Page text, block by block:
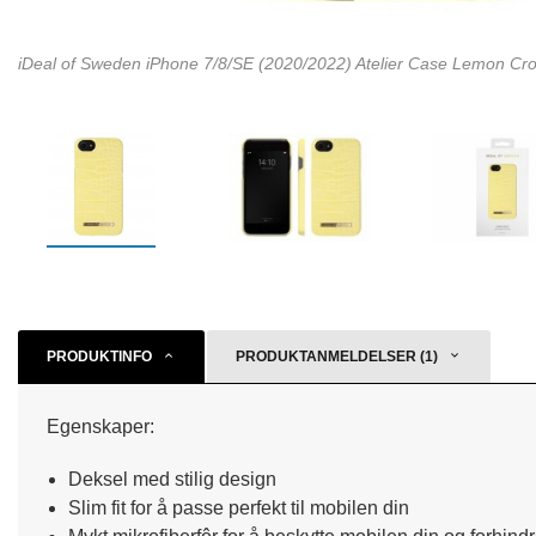
iDeal of Sweden iPhone 7/8/SE (2020/2022) Atelier Case Lemon
PRODUKTINFO PRODUKTANMELDELSER (1)
Egenskaper:
Deksel med stilig design
Slim fit for å passe perfekt til mobilen din